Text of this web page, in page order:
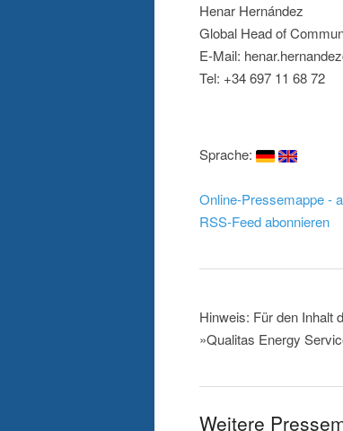
Henar Hernández
Global Head of
E-Mail:
Tel: +34 697 11 68 72
Sprache:
Online-Pressemappe -
RSS-Feed abonnieren
Hinweis: Für den Inhalt
»Qualitas Energy
Weitere